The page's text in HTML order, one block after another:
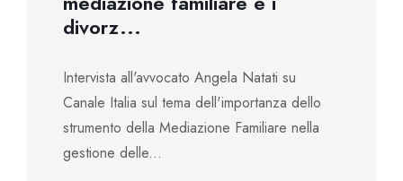
divorz...
Intervista all'avvocato Angela Natati su
Canale Italia sul tema dell'importanza dello
strumento della Mediazione Familiare nella
gestione delle...